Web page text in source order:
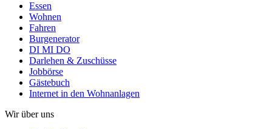
Essen
Wohnen
Fahren
Burgenerator
DI MI DO
Darlehen & Zuschüsse
Jobbörse
Gästebuch
Internet in den Wohnanlagen
Wir über uns